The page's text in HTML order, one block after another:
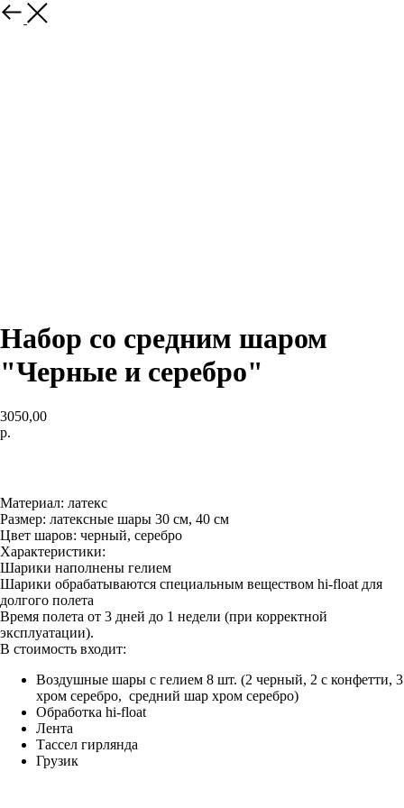
Назад
Набор со средним шаром
"Черные и серебро"
3050,00
р.
Материал: латекс
Размер: латексные шары 30 см, 40 см
Цвет шаров: черный, серебро
Характеристики:
Шарики наполнены гелием
Шарики обрабатываются специальным веществом hi-float для
долгого полета
Время полета от 3 дней до 1 недели (при корректной
эксплуатации).
В стоимость входит:
Воздушные шары с гелием 8 шт. (2 черный, 2 с конфетти, 3
хром серебро, средний шар хром серебро)
Обработка hi-float
Лента
Тассел гирлянда
Грузик